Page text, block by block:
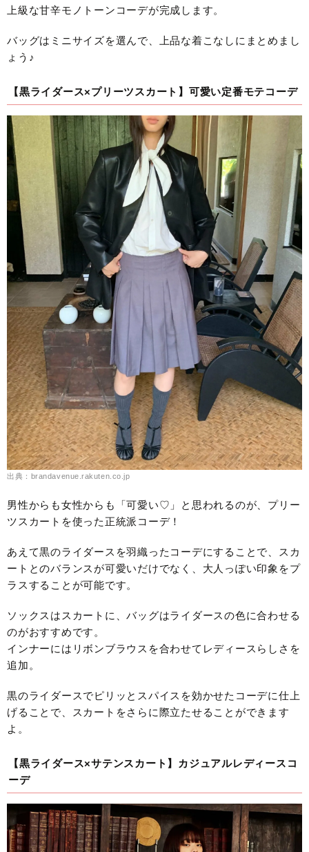
上級な甘辛モノトーンコーデが完成します。
バッグはミニサイズを選んで、上品な着こなしにまとめまし
ょう♪
【黒ライダース×プリーツスカート】可愛い定番モテコーデ
出典：brandavenue.rakuten.co.jp
男性からも女性からも「可愛い♡」と思われるのが、プリー
ツスカートを使った正統派コーデ！
あえて黒のライダースを羽織ったコーデにすることで、スカ
ートとのバランスが可愛いだけでなく、大人っぽい印象をプ
ラスすることが可能です。
ソックスはスカートに、バッグはライダースの色に合わせる
のがおすすめです。
インナーにはリボンブラウスを合わせてレディースらしさを
追加。
黒のライダースでピリッとスパイスを効かせたコーデに仕上
げることで、スカートをさらに際立たせることができます
よ。
【黒ライダース×サテンスカート】カジュアルレディースコ
ーデ